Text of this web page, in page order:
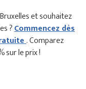
et souhaitez
?Commencez dès
. Comparez
sur le prix !